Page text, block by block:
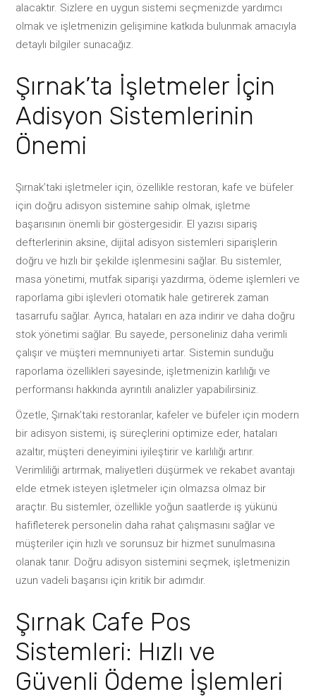
alacaktır. Sizlere en uygun sistemi seçmenizde yardımcı
olmak ve işletmenizin gelişimine katkıda bulunmak amacıyla
detaylı bilgiler sunacağız.
Şırnak’ta İşletmeler İçin
Adisyon Sistemlerinin
Önemi
Şırnak’taki işletmeler için, özellikle restoran, kafe ve büfeler
için doğru adisyon sistemine sahip olmak, işletme
başarısının önemli bir göstergesidir. El yazısı sipariş
defterlerinin aksine, dijital adisyon sistemleri siparişlerin
doğru ve hızlı bir şekilde işlenmesini sağlar. Bu sistemler,
masa yönetimi, mutfak siparişi yazdırma, ödeme işlemleri ve
raporlama gibi işlevleri otomatik hale getirerek zaman
tasarrufu sağlar. Ayrıca, hataları en aza indirir ve daha doğru
stok yönetimi sağlar. Bu sayede, personeliniz daha verimli
çalışır ve müşteri memnuniyeti artar. Sistemin sunduğu
raporlama özellikleri sayesinde, işletmenizin karlılığı ve
performansı hakkında ayrıntılı analizler yapabilirsiniz.
Özetle, Şırnak’taki restoranlar, kafeler ve büfeler için modern
bir adisyon sistemi, iş süreçlerini optimize eder, hataları
azaltır, müşteri deneyimini iyileştirir ve karlılığı artırır.
Verimliliği artırmak, maliyetleri düşürmek ve rekabet avantajı
elde etmek isteyen işletmeler için olmazsa olmaz bir
araçtır. Bu sistemler, özellikle yoğun saatlerde iş yükünü
hafifleterek personelin daha rahat çalışmasını sağlar ve
müşteriler için hızlı ve sorunsuz bir hizmet sunulmasına
olanak tanır. Doğru adisyon sistemini seçmek, işletmenizin
uzun vadeli başarısı için kritik bir adımdır.
Şırnak Cafe Pos
Sistemleri: Hızlı ve
Güvenli Ödeme İşlemleri